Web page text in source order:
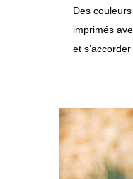
Des
imprimés
et